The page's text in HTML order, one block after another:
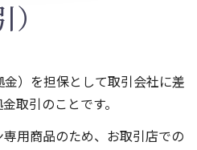
）
）を担保として取引会社に差
取引のことです。
用商品のため、お取引店での